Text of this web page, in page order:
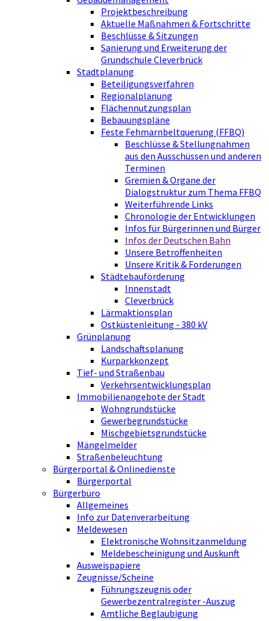
Projektbeschreibung
Aktuelle Maßnahmen & Fortschritte
Beschlüsse & Sitzungen
Sanierung und Erweiterung der
Grundschule Cleverbrück
Stadtplanung
Beteiligungsverfahren
Regionalplanung
Flächennutzungsplan
Bebauungspläne
Feste Fehmarnbeltquerung (FFBQ)
Beschlüsse & Stellungnahmen
aus den Ausschüssen und anderen
Terminen
Gremien & Organe der
Dialogstruktur zum Thema FFBQ
Weiterführende Links
Chronologie der Entwicklungen
Infos für Bürgerinnen und Bürger
Infos der Deutschen Bahn
Unsere Betroffenheiten
Unsere Kritik & Forderungen
Städtebauförderung
Innenstadt
Cleverbrück
Lärmaktionsplan
Ostküstenleitung - 380 kV
Grünplanung
Landschaftsplanung
Kurparkkonzept
Tief- und Straßenbau
Verkehrsentwicklungsplan
Immobilienangebote der Stadt
Wohngrundstücke
Gewerbegrundstücke
Mischgebietsgrundstücke
Mängelmelder
Straßenbeleuchtung
Bürgerportal & Onlinedienste
Bürgerportal
Bürgerbüro
Allgemeines
Info zur Datenverarbeitung
Meldewesen
Elektronische Wohnsitzanmeldung
Meldebescheinigung und Auskunft
Ausweispapiere
Zeugnisse/Scheine
Führungszeugnis oder
Gewerbezentralregister -Auszug
Amtliche Beglaubigung